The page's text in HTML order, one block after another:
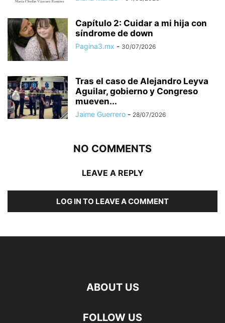
Capítulo 2: Cuidar a mi hija con
síndrome de down
Pagina3.mx - 30/07/2026
Tras el caso de Alejandro Leyva
Aguilar, gobierno y Congreso
mueven...
Jaime Guerrero - 28/07/2026
NO COMMENTS
LEAVE A REPLY
LOG IN TO LEAVE A COMMENT
ABOUT US
FOLLOW US